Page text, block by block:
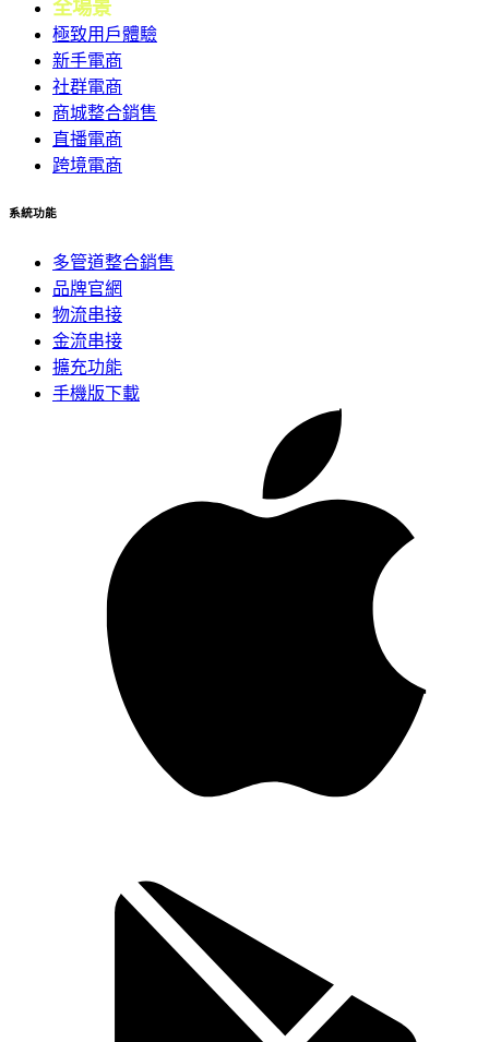
全場景
極致用戶體驗
新手電商
社群電商
商城整合銷售
直播電商
跨境電商
系統功能
多管道整合銷售
品牌官網
物流串接
金流串接
擴充功能
手機版下載